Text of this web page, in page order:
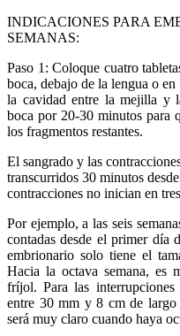
INDICACIONES PARA
SEMANAS:
Paso 1: Coloque cuatro
boca, debajo de la lengua o en
la cavidad entre la mejilla y
boca por 20-30 minutos para
los fragmentos restantes.
El sangrado y las
transcurridos 30 minutos
contracciones no inician en
Por ejemplo, a las seis
contadas desde el primer día
embrionario solo tiene el
Hacia la octava semana, es
fríjol. Para las
entre 30 mm y 8 cm de largo
será muy claro cuando haya